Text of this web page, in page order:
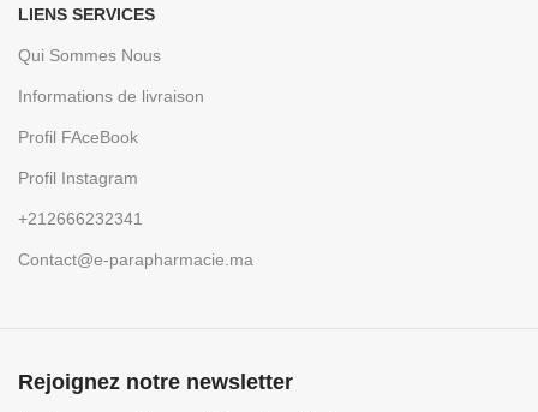
LIENS SERVICES
Qui Sommes Nous
Informations de livraison
Profil FAceBook
Profil Instagram
+212666232341
Contact@e-parapharmacie.ma
Rejoignez notre newsletter